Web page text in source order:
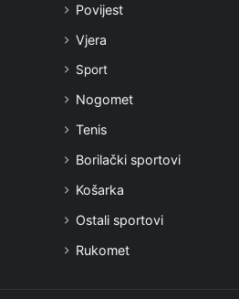
Povijest
Vjera
Sport
Nogomet
Tenis
Borilački sportovi
Košarka
Ostali sportovi
Rukomet